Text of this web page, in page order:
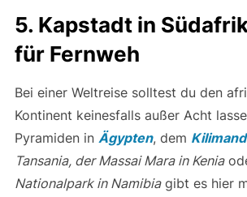
5. Kapstadt in
für Fernweh
Bei einer Weltreise solltest du den
Kontinent keinesfalls außer Acht
Pyramiden in Ägypten, dem
Tansania, der Massai Mara in Kenia
Nationalpark in Namibiagibt es hier